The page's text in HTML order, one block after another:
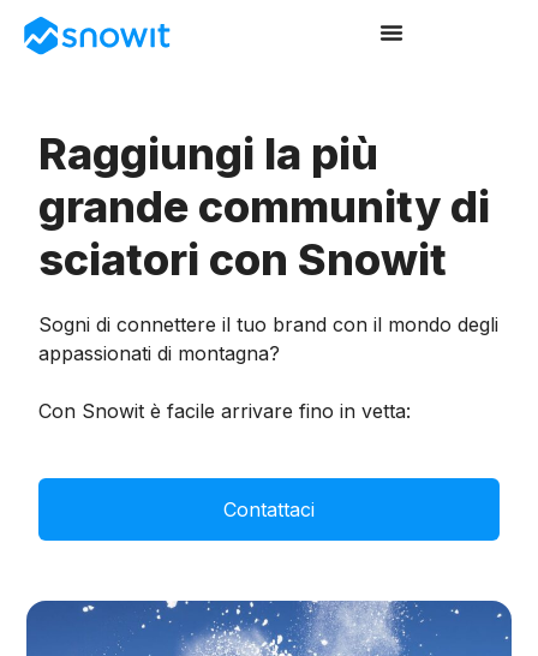
Raggiungi la più
grande community di
sciatori con Snowit
Sogni di connettere il tuo brand con il mondo degli
appassionati di montagna?
Con Snowit è facile arrivare fino in vetta:
Contattaci